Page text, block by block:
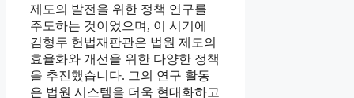
제도의 발전을 위한 정책 연구를
주도하는 것이었으며, 이 시기에
김형두 헌법재판관은 법원 제도의
효율화와 개선을 위한 다양한 정책
을 추진했습니다. 그의 연구 활동
은 법원 시스템을 더욱 현대화하고